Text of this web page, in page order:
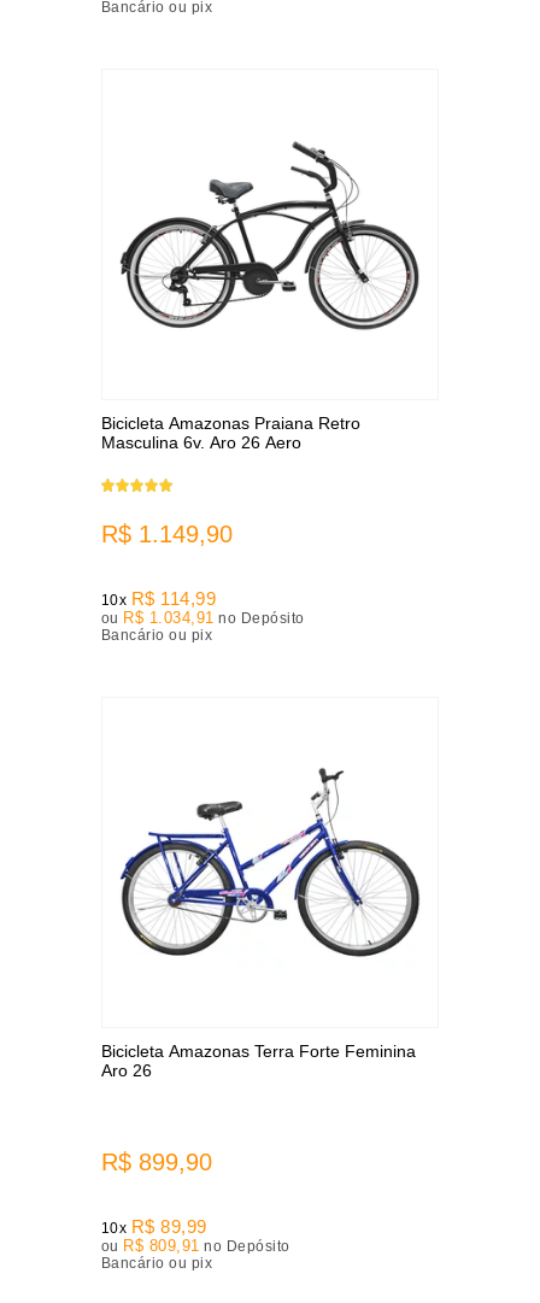
Bancário ou pix
Bicicleta Amazonas Praiana Retro
Masculina 6v. Aro 26 Aero
R$ 1.149,90
10x R$ 114,99
ou R$ 1.034,91 no Depósito
Bancário ou pix
Bicicleta Amazonas Terra Forte Feminina
Aro 26
R$ 899,90
10x R$ 89,99
ou R$ 809,91 no Depósito
Bancário ou pix